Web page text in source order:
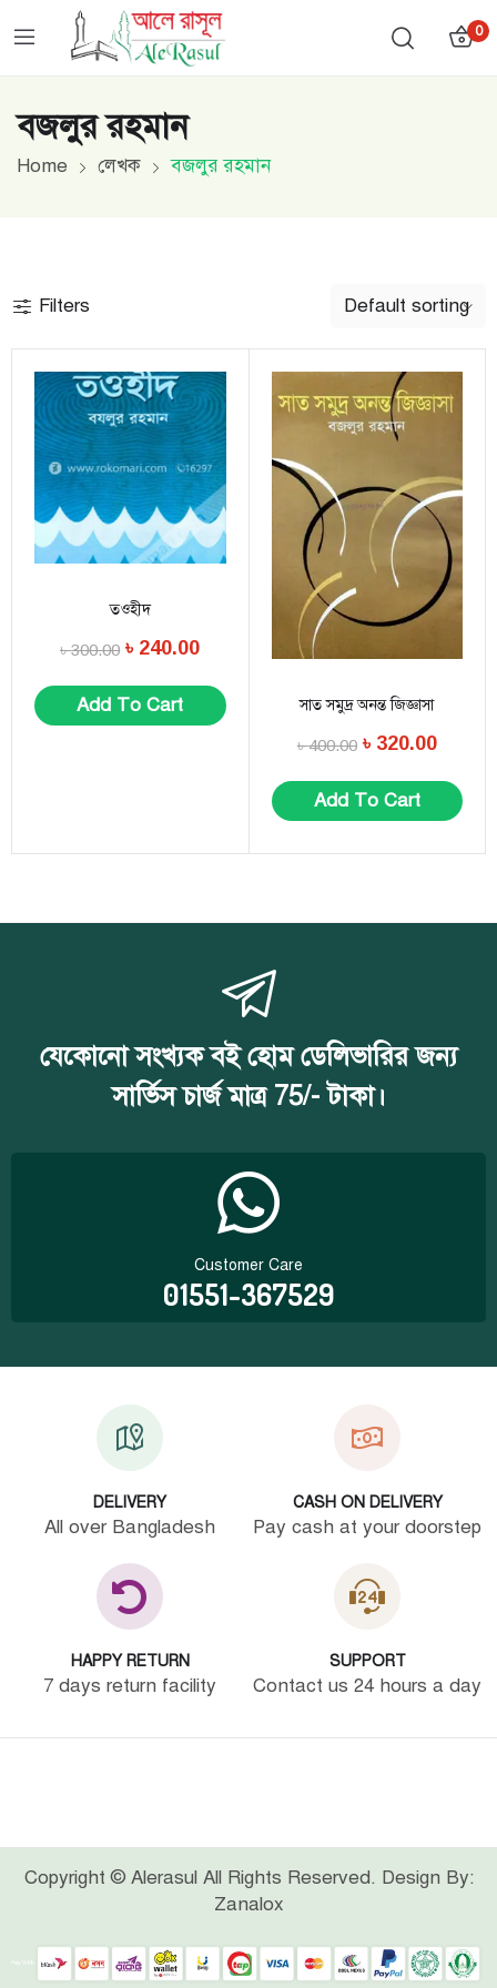
0
বজলুর রহমান
Home লেখক বজলুর রহমান
Filters
তওহীদ
৳300.00 ৳ 240.00
Add To Cart সাত সমুদ্র অনন্ত জিজ্ঞাসা
৳400.00 ৳ 320.00
Add To Cart
যেকোনো সংখ্যক বই হোম ডেলিভারির জন্য
সার্ভিস চার্জ মাত্র 75/- টাকা।
Customer Care
01551-367529
DELIVERY
All over Bangladesh
CASH ON DELIVERY
Pay cash at your doorstep
HAPPY RETURN
7 days return facility
SUPPORT
Contact us 24 hours a day
Copyright © Alerasul All Rights Reserved. Design By:
Zanalox